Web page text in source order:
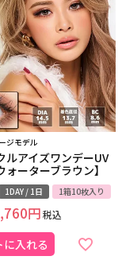
ジモデル
ルアイズワンデーUV
ォーターブラウン】
1DAY / 1日 1箱10枚入り
税込
に入れる